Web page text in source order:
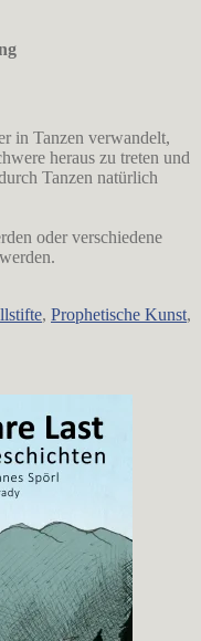
in Tanzen verwandelt,
heraus zu treten und
Tanzen natürlich
oder verschiedene
, Prophetische Kunst,